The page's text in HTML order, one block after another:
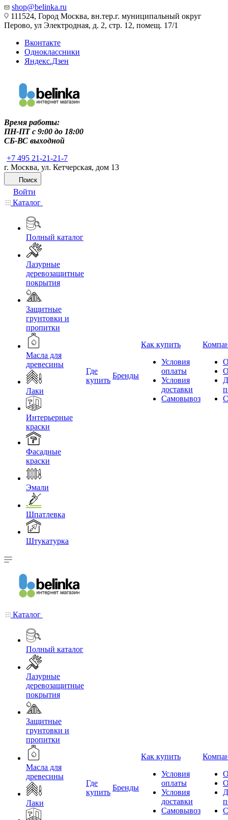
shop@belinka.ru
111524, Город Москва, вн.тер.г. муниципальный округ
Перово, ул Электродная, д. 2, стр. 12, помещ. 17/1
Вконтакте
Одноклассники
Яндекс.Дзен
Время работы:
ПН-ПТ c 9:00 до 18:00
СБ-ВС выходной
+7 495 21-21-21-7
г. Москва, ул. Кетчерская, дом 13
Поиск
Войти
Каталог
Полный каталог
Лазурные
деревозащитные
покрытия
Защитные
грунтовки и
пропитки
Масла для
древесины
Лаки
Интерьерные
краски
Фасадные
краски
Эмали
Шпатлевка
Штукатурка
Где
купить
Бренды
Как купить
Условия
оплаты
Условия
доставки
Самовывоз
Каталог
Полный каталог
Лазурные
деревозащитные
покрытия
Защитные
грунтовки и
пропитки
Масла для
древесины
Лаки
Где
купить
Бренды
Как купить
Условия
оплаты
Условия
доставки
Самовывоз